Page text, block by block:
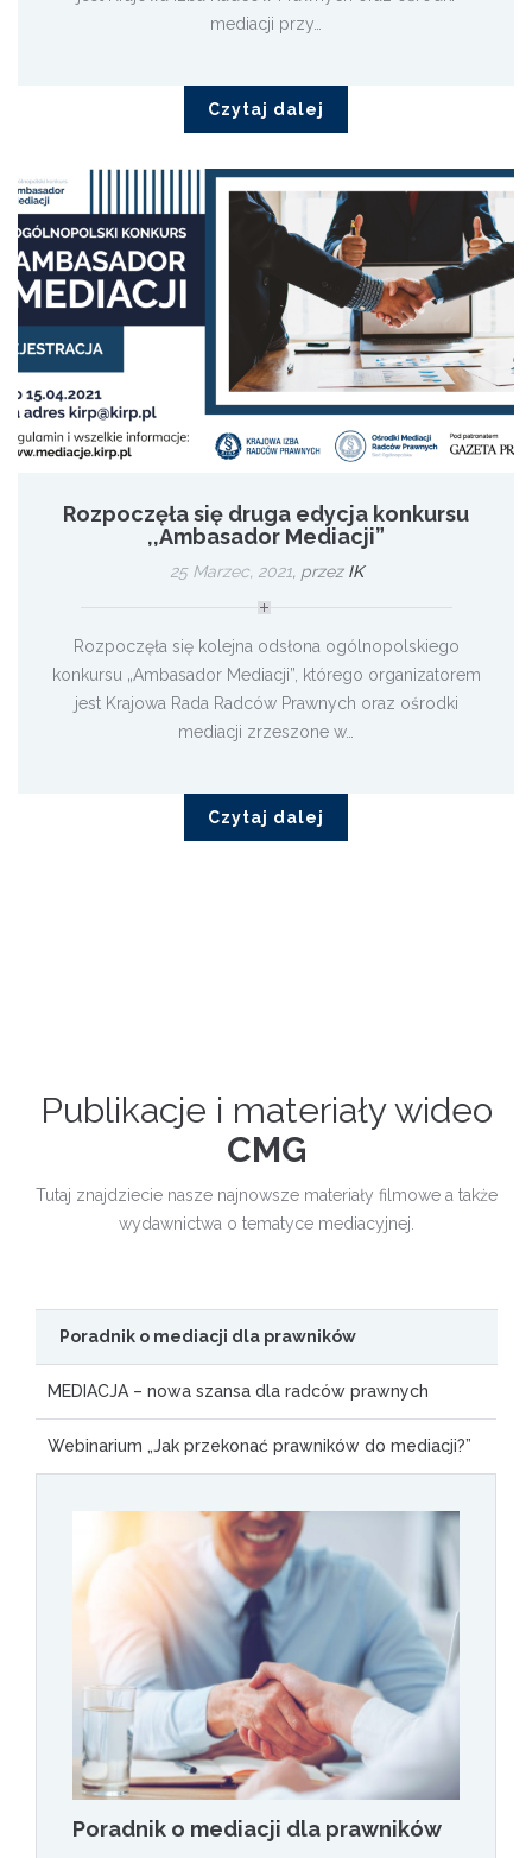
mediacji przy…
Czytaj dalej
Rozpoczęła się druga edycja konkursu
,,Ambasador Mediacji”
25 Marzec, 2021, przez IK
Rozpoczęła się kolejna odsłona ogólnopolskiego
konkursu „Ambasador Mediacji”, którego organizatorem
jest Krajowa Rada Radców Prawnych oraz ośrodki
mediacji zrzeszone w…
Czytaj dalej
Publikacje i materiały wideo
CMG
Tutaj znajdziecie nasze najnowsze materiały filmowe a także
wydawnictwa o tematyce mediacyjnej.
Poradnik o mediacji dla prawników
MEDIACJA – nowa szansa dla radców prawnych
Webinarium „Jak przekonać prawników do mediacji?”
Poradnik o mediacji dla prawników